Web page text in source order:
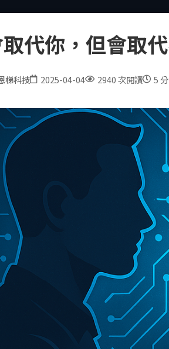
代你，但會取
梯科技 2025-04-04 2940 次閱讀 5